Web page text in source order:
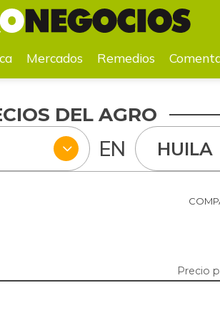
Comentarios Agenda
Mercados Remedios
DEL AGRO
EN HUILA
Precio